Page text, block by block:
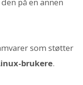
på en annen
som støtter
brukere.